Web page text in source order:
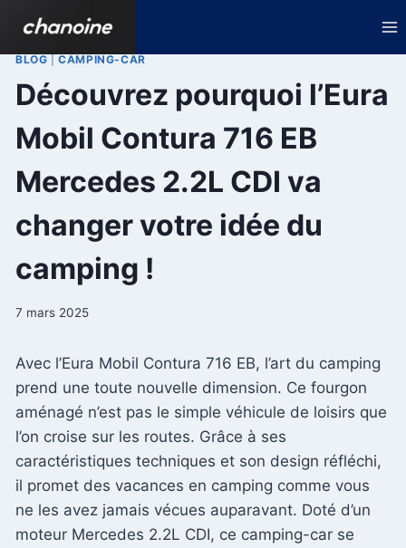
contenu
BLOG |CAMPING-CAR
Découvrez pourquoi l’Eura
Mobil Contura 716 EB
Mercedes 2.2L CDI va
changer votre idée du
camping !
7 mars 2025
Avec l’Eura Mobil Contura 716 EB, l’art du camping
prend une toute nouvelle dimension. Ce fourgon
aménagé n’est pas le simple véhicule de loisirs que
l’on croise sur les routes. Grâce à ses
caractéristiques techniques et son design réfléchi,
il promet des vacances en camping comme vous
ne les avez jamais vécues auparavant. Doté d’un
moteur Mercedes 2.2L CDI, ce camping-car se